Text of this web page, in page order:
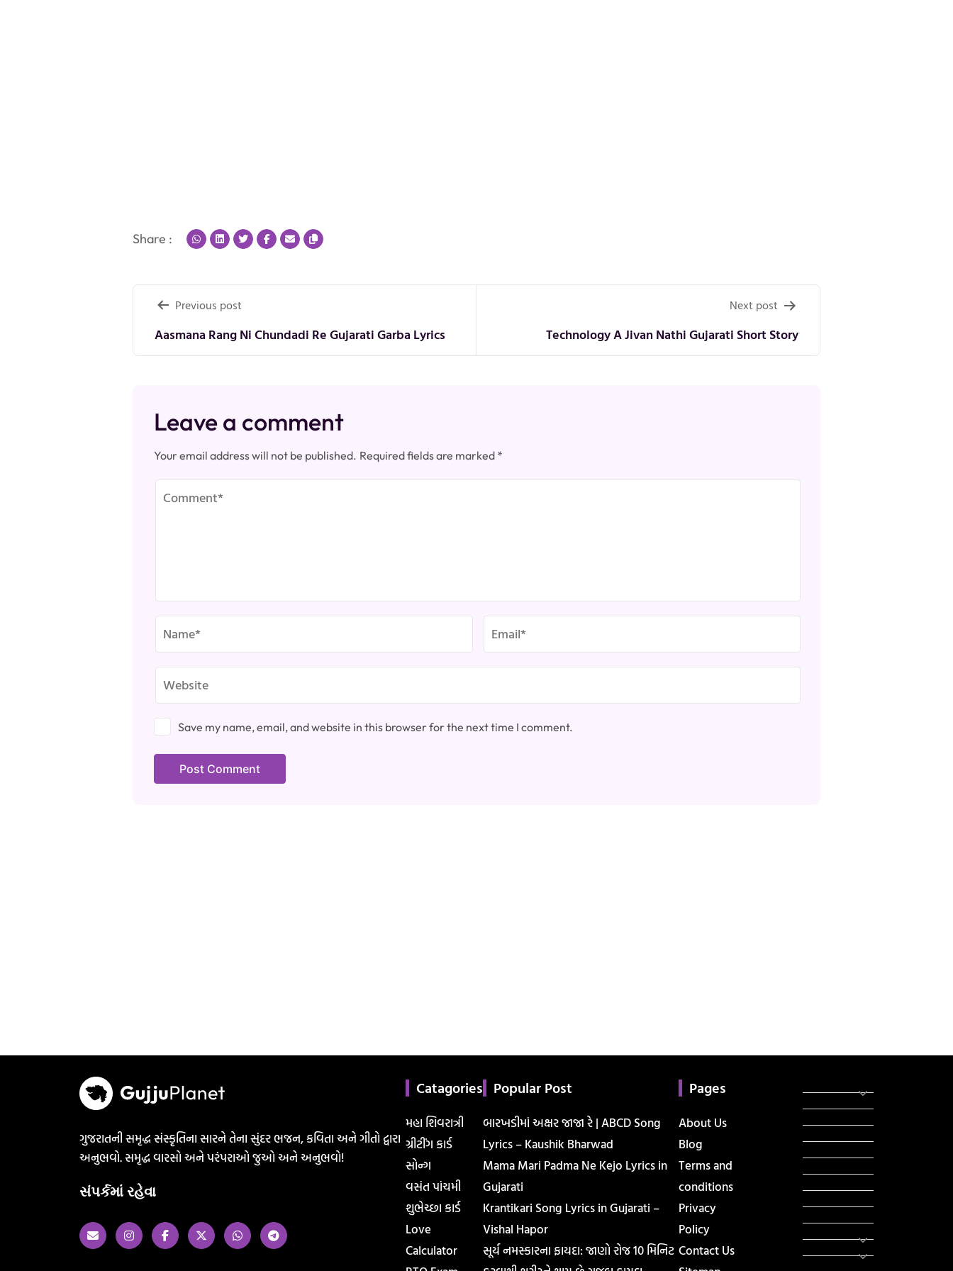
Share :
Post
navigation
Previous post
Aasmana Rang Ni Chundadi Re Gujarati Garba Lyrics
Next post
Technology A Jivan Nathi Gujarati Short Story
Leave a comment
Your email address will not be published. Required fields are marked *
Save my name, email, and website in this browser for the next time I comment.
ગુજરાતની સમૃદ્ધ સંસ્કૃતિના સારને તેના સુંદર ભજન, કવિતા અને ગીતો દ્વારા
અનુભવો. સમૃદ્ધ વારસો અને પરંપરાઓ જુઓ અને અનુભવો!
સંપર્કમાં રહેવા
Catagories
મહા શિવરાત્રી
ગ્રીટીંગ કાર્ડ
સોન્ગ
વસંત પાંચમી
શુભેચ્છા કાર્ડ
Love
Calculator
Popular Post
બારખડીમાં અક્ષર જાજા રે | ABCD Song
Lyrics – Kaushik Bharwad
Mama Mari Padma Ne Kejo Lyrics in
Gujarati
Krantikari Song Lyrics in Gujarati –
Vishal Hapor
સૂર્ય નમસ્કારના ફાયદા: જાણો રોજ 10 મિનિટ
Pages
About Us
Blog
Terms and
conditions
Privacy
Policy
Contact Us